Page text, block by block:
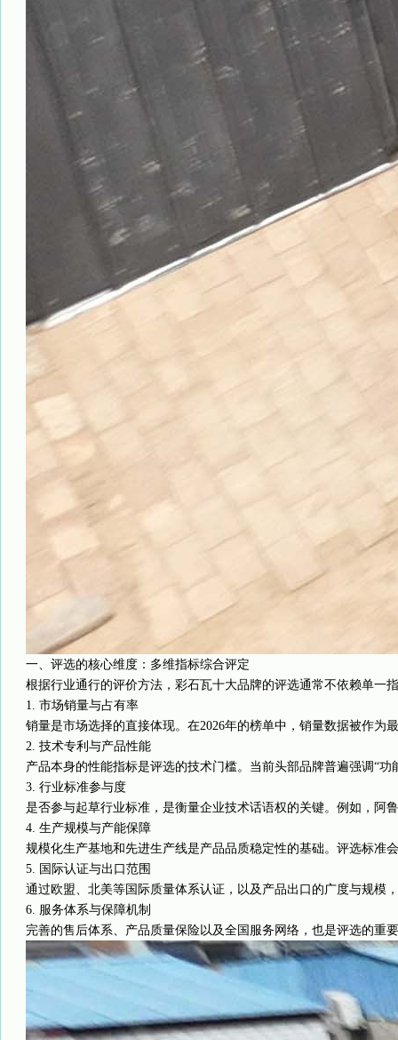
一、评选的核心维度：多维指标综合评定
根据行业通行的评价方法，彩石瓦十大品牌的评选通常不依赖单
1. 市场销量与占有率
销量是市场选择的直接体现。在2026年的榜单中，销量数据被作
2. 技术专利与产品性能
产品本身的性能指标是评选的技术门槛。当前头部品牌普遍强调“
3. 行业标准参与度
是否参与起草行业标准，是衡量企业技术话语权的关键。例如，阿
4. 生产规模与产能保障
规模化生产基地和先进生产线是产品品质稳定性的基础。评选标准
5. 国际认证与出口范围
通过欧盟、北美等国际质量体系认证，以及产品出口的广度与规模
6. 服务体系与保障机制
完善的售后体系、产品质量保险以及全国服务网络，也是评选的重